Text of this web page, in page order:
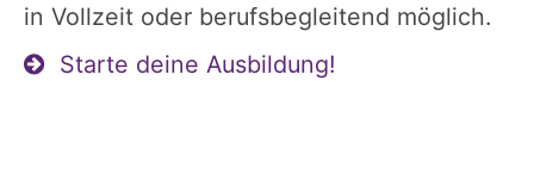
in Vollzeit oder berufsbegleitend möglich.
Starte deine Ausbildung!